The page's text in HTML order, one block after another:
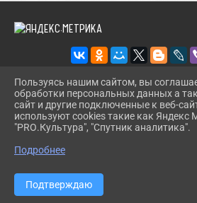
2026 Г. BUREGSDK.RU
ВХОД
КАРТА САЙТА
СДЕЛАНО НА KUBCMS
РАЗРАБОТКА И ПОДДЕРЖКА
Пользуясь нашим сайтом, вы
обработки персональных данных а
сайт и другие подключенные к веб-
используют cookies такие как Яндекс
"PRO.Культура", "Спутник аналитика".
Подробнее
Подтверждаю